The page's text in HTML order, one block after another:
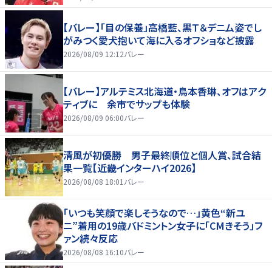
【バレー】「目の保養」高橋藍、黒Ｔ＆デニム姿でし
がみつく愛犬抱いて海に入るオフショなど披露
2026/08/09 12:12バレー
【バレー】アルテミス北海道・鳥本香琳、オフはアク
ティブに 余市でサップも体験
2026/08/09 06:00バレー
清風が初優勝 男子最終順位と個人賞、試合結
果一覧【近畿インターハイ2026】
2026/08/08 18:01 バレー
「いつも笑顔で楽しそうなので…」黄色“新ユ
ニ”着用の19歳バドミントン女子に「CMきそう」フ
ァン続々反応
2026/08/08 16:10バレー